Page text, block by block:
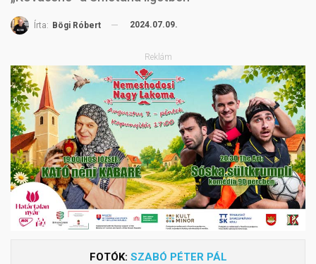
Írta: Bögi Róbert 2024.07.09.
Reklám
FOTÓK: SZABÓ PÉTER PÁL